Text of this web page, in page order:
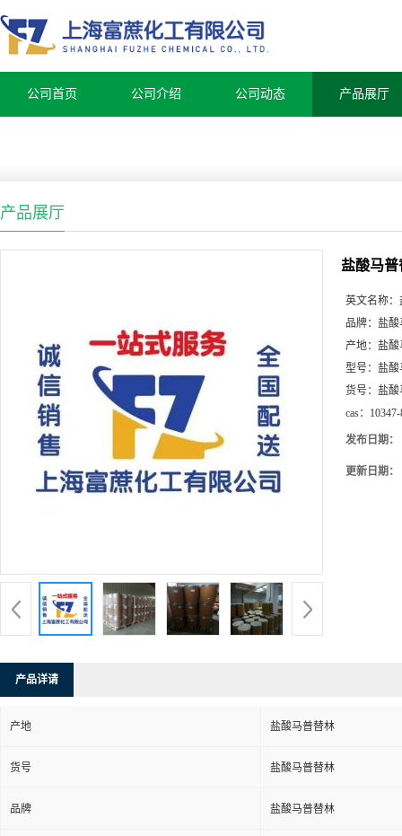
公司首页 公司介绍 公司动态 产品展厅
产品展厅
盐酸马普
英文名称：
品牌： 盐酸
产地： 盐酸
型号： 盐酸
货号： 盐酸
cas：
发布日期：
更新日期：
产品详请
产地 盐酸马普替林
货号 盐酸马普替林
品牌 盐酸马普替林